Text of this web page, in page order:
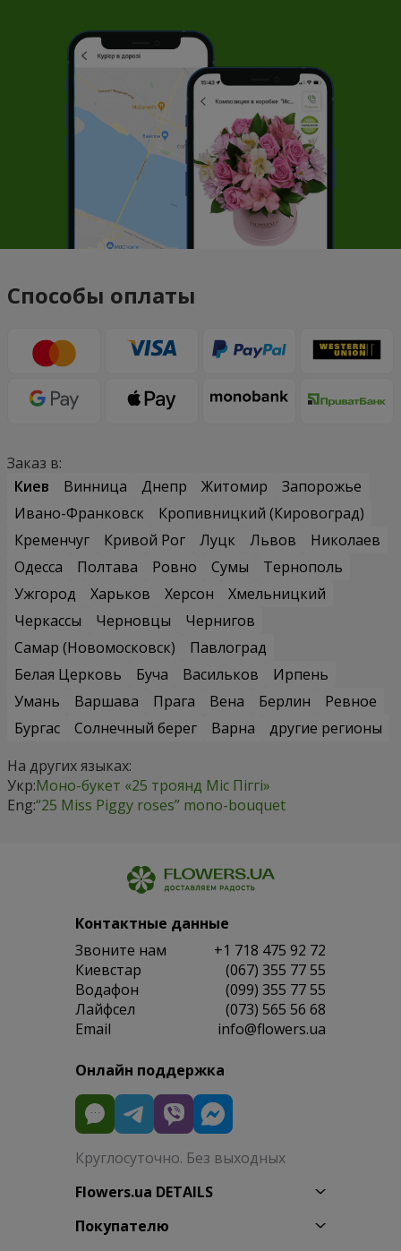
Способы оплаты
Заказ в:
Киев
Винница Днепр Житомир
Запорожье
Ивано-Франковск
Кропивницкий (Кировоград)
Кременчуг
Кривой Рог Луцк Львов
Николаев
Одесса
Полтава Ровно Сумы
Тернополь
Ужгород
Харьков Херсон
Хмельницкий
Черкассы
Черновцы
Чернигов
Самар (Новомосковск)
Павлоград
Белая Церковь
Буча Васильков
Ирпень
Умань
Варшава Прага Вена Берлин
Ревное
Бургас
Солнечный берег Варна
другие регионы
На других языках:
Укр:Моно-букет «25 троянд Міс Піггі»
Eng:“25 Miss Piggy roses” mono-bouquet
Контактные данные
Звоните нам
+1 718 475 92 72
Киевстар
(067) 355 77 55
Водафон
(099) 355 77 55
Лайфсел
(073) 565 56 68
Email
info@flowers.ua
Онлайн поддержка
Круглосуточно. Без выходных
Flowers.ua DETAILS
Покупателю